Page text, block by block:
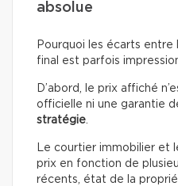
absolue
Pourquoi les écarts
final est parfois
D’abord, le prix affiché
officielle ni une garantie
stratégie.
Le courtier immobilier et
prix en fonction de
récents, état de la